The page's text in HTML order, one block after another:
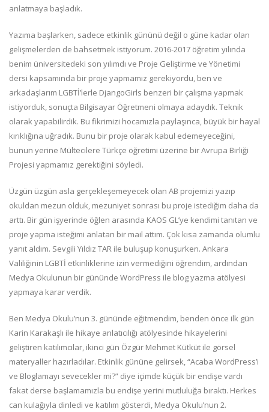
anlatmaya başladık.
Yazıma başlarken, sadece etkinlik gününü değil o güne kadar olan
gelişmelerden de bahsetmek istiyorum. 2016-2017 öğretim yılında
benim üniversitedeki son yılımdı ve Proje Geliştirme ve Yönetimi
dersi kapsamında bir proje yapmamız gerekiyordu, ben ve
arkadaşlarım LGBTİ’lerle DjangoGirls benzeri bir çalışma yapmak
istiyorduk, sonuçta Bilgisayar Öğretmeni olmaya adaydık. Teknik
olarak yapabilirdik. Bu fikrimizi hocamızla paylaşınca, büyük bir hayal
kırıklığına uğradık. Bunu bir proje olarak kabul edemeyeceğini,
bunun yerine Mültecilere Türkçe öğretimi üzerine bir Avrupa Birliği
Projesi yapmamız gerektiğini söyledi.
Üzgün üzgün asla gerçekleşemeyecek olan AB projemizi yazıp
okuldan mezun olduk, mezuniyet sonrası bu proje istediğim daha da
arttı. Bir gün işyerinde öğlen arasında KAOS GL’ye kendimi tanıtan ve
proje yapma isteğimi anlatan bir mail attım. Çok kısa zamanda olumlu
yanıt aldım. Sevgili Yıldız TAR ile buluşup konuşurken. Ankara
Valiliğinin LGBTİ etkinliklerine izin vermediğini öğrendim, ardından
Medya Okulunun bir gününde WordPress ile blog yazma atölyesi
yapmaya karar verdik.
Ben Medya Okulu’nun 3. gününde eğitmendim, benden önce ilk gün
Karin Karakaşlı ile hikaye anlatıcılığı atölyesinde hikayelerini
geliştiren katılımcılar, ikinci gün Özgür Mehmet Kütküt ile görsel
materyaller hazırladılar. Etkinlik gününe gelirsek, “Acaba WordPress’i
ve Bloglamayı sevecekler mi?” diye içimde küçük bir endişe vardı
fakat derse başlamamızla bu endişe yerini mutluluğa bıraktı. Herkes
can kulağıyla dinledi ve katılım gösterdi, Medya Okulu’nun 2.